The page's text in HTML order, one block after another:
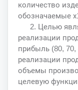
количество
обозначаемые
2. Целью
реализации
прибыль (80,
реализации
объемы
целевую